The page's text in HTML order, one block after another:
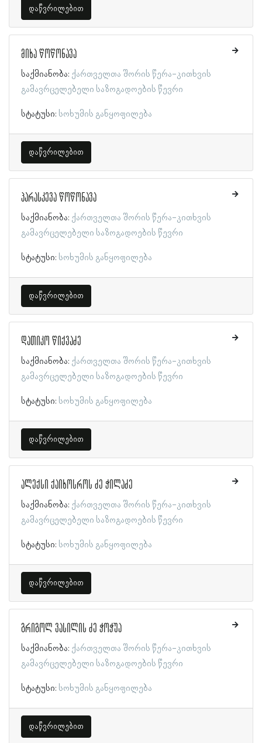
დაწვრილებით
მიხა წოწონავა
საქმიანობა: ქართველთა შორის წერა-კითხვის
გამავრცელებელი საზოგადოების წევრი
სტატუსი: სოხუმის განყოფილება
დაწვრილებით
პარასკევა წოწონავა
საქმიანობა: ქართველთა შორის წერა-კითხვის
გამავრცელებელი საზოგადოების წევრი
სტატუსი: სოხუმის განყოფილება
დაწვრილებით
დათიკო წიქვაძე
საქმიანობა: ქართველთა შორის წერა-კითხვის
გამავრცელებელი საზოგადოების წევრი
სტატუსი: სოხუმის განყოფილება
დაწვრილებით
ალექსი ქაიხოსროს ძე ჭილაძე
საქმიანობა: ქართველთა შორის წერა-კითხვის
გამავრცელებელი საზოგადოების წევრი
სტატუსი: სოხუმის განყოფილება
დაწვრილებით
გრიგოლ ვასილის ძე ჭოჭუა
საქმიანობა: ქართველთა შორის წერა-კითხვის
გამავრცელებელი საზოგადოების წევრი
სტატუსი: სოხუმის განყოფილება
დაწვრილებით